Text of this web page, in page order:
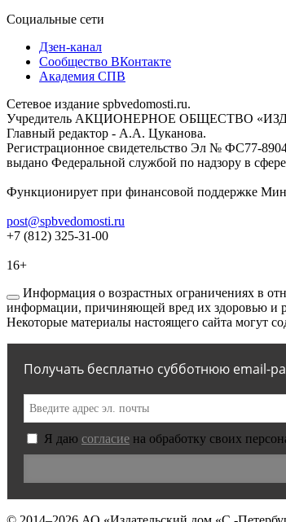
Социальные сети
Дзен-канал
Сообщество ВКонтакте
Академия СПВ
Сетевое издание spbvedomosti.ru.
Учредитель АКЦИОНЕРНОЕ ОБЩЕСТВО
Главный редактор - А.А. Цуканова.
Регистрационное свидетельство Эл № ФС77-
выдано Федеральной службой по надзору в
Функционирует при финансовой поддержке
post@spbvedomosti.ru
+7 (812) 325-31-00
16+
Информация о возрастных ограничениях в
информации, причиняющей вред их здоровью и
Некоторые материалы настоящего сайта могут
Получать бесплатно субботнюю email-
Я даю согласие на обработку своих